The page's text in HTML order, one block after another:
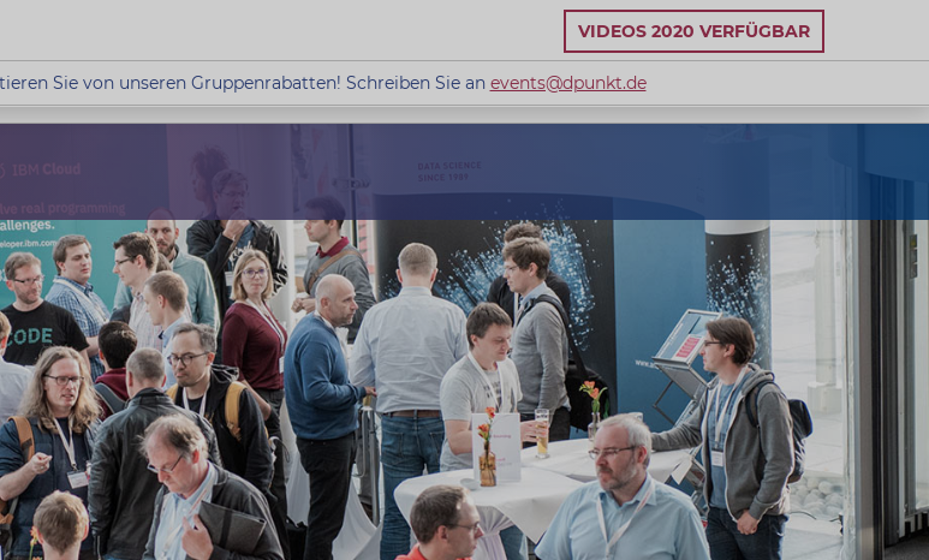
VIDEOS 2020 VERFÜGBAR
Sie von unseren Gruppenrabatten! Schreiben Sie an events@dpunkt.de
Sie von unseren Gruppenrabatten! Schreiben Sie anevents@dpunkt.de